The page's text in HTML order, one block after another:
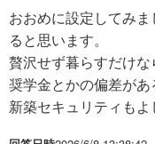
おおめに設定してみ
ると思います。
贅沢せず暮らすだけな
奨学金とかの偏差があ
新築セキュリティも